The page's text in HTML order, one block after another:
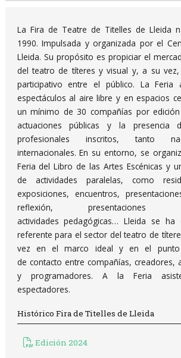
La Fira de Teatre de Titelles de Lleida
1990. Impulsada y organizada por el
Lleida. Su propósito es propiciar el
del teatro de títeres y visual y, a su
participativo entre el público. La Feria
espectáculos al aire libre y en espacios
un mínimo de 30 compañías por
actuaciones públicas y la
profesionales inscritos, tanto
internacionales. En su entorno, se
Feria del Libro de las Artes Escénicas y
de actividades paralelas, como
exposiciones, encuentros,
reflexión,
actividades pedagógicas… Lleida se
referente para el sector del teatro de
vez en el marco ideal y en el
de contacto entre compañías, creadores,
y programadores. A la Feria
espectadores.
Histórico Fira de Titelles de Lleida
Edición 2024